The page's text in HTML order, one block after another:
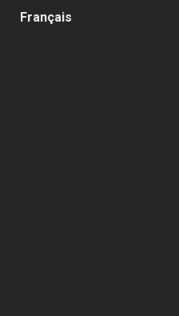
Français